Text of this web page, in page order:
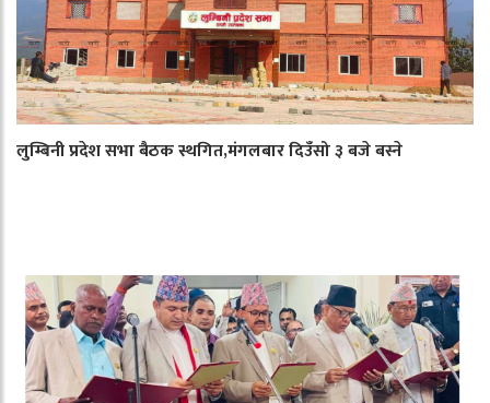
लुम्बिनी प्रदेश सभा बैठक स्थगित,मंगलबार दिउँसो ३ बजे बस्ने